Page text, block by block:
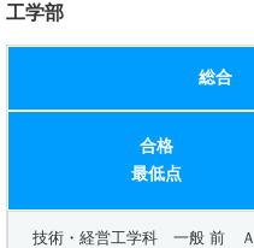
工学部
総合
合格
最低点
技術・経営工学科 一般 前 Ａ